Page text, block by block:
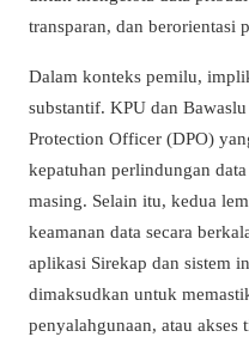
transparan, dan berorientasi
Dalam konteks pemilu,
substantif. KPU dan
Protection Officer (DPO)
kepatuhan perlindungan
masing. Selain itu, kedua
keamanan data secara
aplikasi Sirekap dan sistem
dimaksudkan untuk
penyalahgunaan, atau akses